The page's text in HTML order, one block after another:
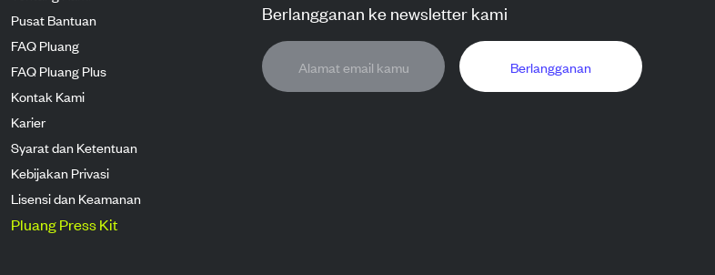
Pusat Bantuan
FAQ Pluang
FAQ Pluang Plus
Kontak Kami
Karier
Syarat dan Ketentuan
Kebijakan Privasi
Lisensi dan Keamanan
Pluang Press Kit
Berlangganan ke newsletter kami
Berlangganan